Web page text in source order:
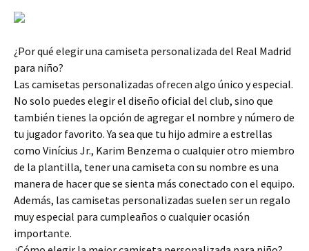
¿Por qué elegir una camiseta personalizada del Real Madrid
para niño?
Las camisetas personalizadas ofrecen algo único y especial.
No solo puedes elegir el diseño oficial del club, sino que
también tienes la opción de agregar el nombre y número de
tu jugador favorito. Ya sea que tu hijo admire a estrellas
como Vinícius Jr., Karim Benzema o cualquier otro miembro
de la plantilla, tener una camiseta con su nombre es una
manera de hacer que se sienta más conectado con el equipo.
Además, las camisetas personalizadas suelen ser un regalo
muy especial para cumpleaños o cualquier ocasión
importante.